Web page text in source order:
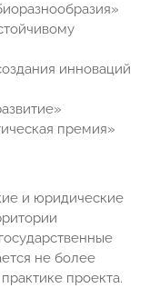
инноваций
премия»
и юридические
не более
проекта.